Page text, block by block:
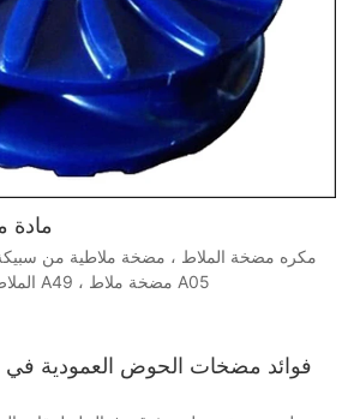
مادة
مكره مضخة الملاط ، مضخة ملاطية من سبيكة
الملاط المطاط ، مضخة ملاط ​​A49 ، مضخة ملاط ​​A05
فوائد مضخات الحوض العمودية في